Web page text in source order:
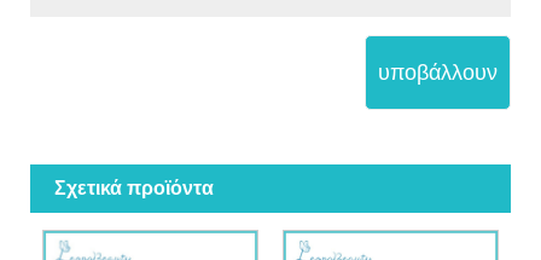
υποβάλλουν
Σχετικά προϊόντα